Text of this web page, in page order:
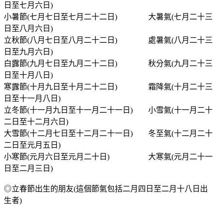
日至七月六日)
小暑節(七月七日至七月二十二日) 大暑氣(七月二十三
日至八月六日)
立秋節(八月七日至八月二十二日) 處暑氣(八月二十三
日至九月六日)
白露節(九月七日至九月二十二日) 秋分氣(九月二十三
日至十月八日)
寒露節(十月九日至十月二十二日) 霜降氣(十月二十三
日至十一月八日)
立冬節(十一月九日至十一月二十一日) 小雪氣(十一月二十
二日至十二月六日)
大雪節(十二月七日至十二月二十一日) 冬至氣(十二月二十
二日至元月五日)
小寒節(元月六日至元月二十日) 大寒氣(元月二十一
日至二月三日)
◎立春節出生的朋友(這個節氣包括二月四日至二月十八日出
生者)